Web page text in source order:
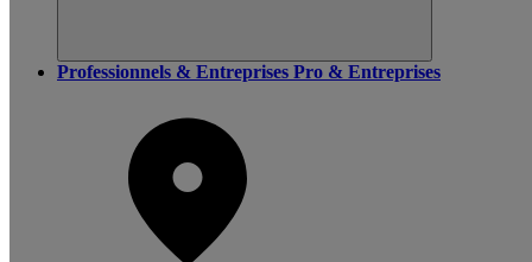
Professionnels & Entreprises Pro & Entreprises